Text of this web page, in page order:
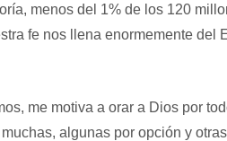
menos del 1% de los 120
fe nos llena enormemente del
me motiva a orar a Dios por
algunas por opción y